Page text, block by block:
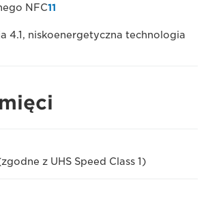
NFC11
4.1, niskoenergetyczna technologia
z UHS Speed Class 1)